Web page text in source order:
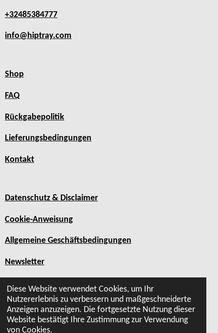
Diese Website verwendet Cookies, um Ihr
Nutzererlebnis zu verbessern und maßgeschneiderte
Anzeigen anzuzeigen. Die fortgesetzte Nutzung dieser
Website bestätigt Ihre Zustimmung zur Verwendung
von Cookies.
+32485384777
info@hiptray.com
Shop
FAQ
Rückgabepolitik
Lieferungsbedingungen
Kontakt
Datenschutz & Disclaimer
Cookie-Anweisung
Allgemeine Geschäftsbedingungen
Newsletter
Sitemap
© 2019 - 2026 Hiptray